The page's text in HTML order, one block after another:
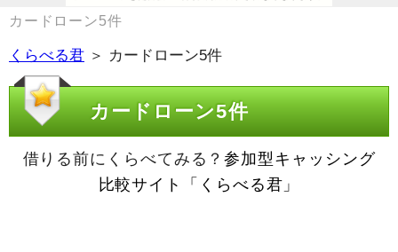
カードローン5件
くらべる君 ＞ カードローン5件
カードローン5件
借りる前にくらべてみる？参加型キャッシング
比較サイト「くらべる君」